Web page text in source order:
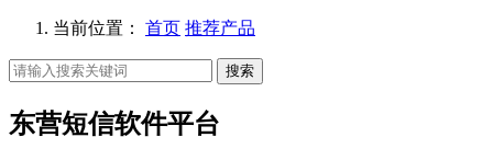
当前位置： 首页 推荐产品
搜索
东营短信软件平台